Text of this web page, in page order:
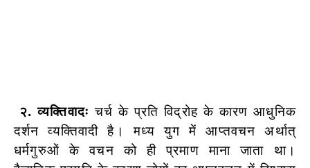
२. व्यक्तिवादः चर्च के प्रति विद्रोह के कारण आधुनिक
दर्शन व्यक्तिवादी है। मध्य युग में आप्तवचन अर्थात्
धर्मगुरुओं के वचन को ही प्रमाण माना जाता था।